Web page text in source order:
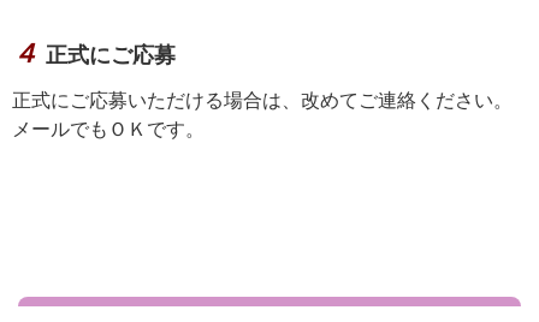
４ 正式にご応募
正式にご応募いただける場合は、改めてご連絡ください。
メールでもＯＫです。